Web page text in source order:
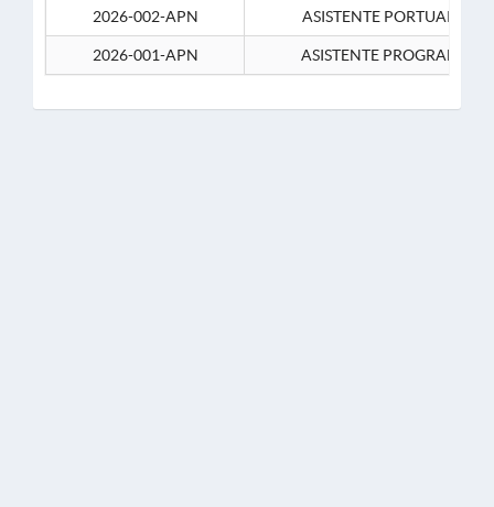
2026-002-APN
ASISTENTE PORTUARIO 2-
2026-001-APN ASISTENTE